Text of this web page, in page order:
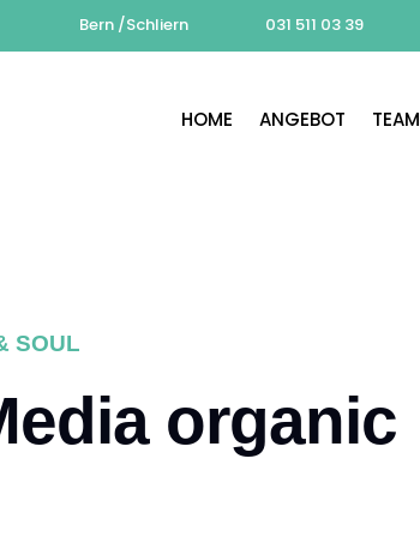
Bern /Schliern 031 511 03 39
HOME ANGEBOT TEAM
SOUL
organic